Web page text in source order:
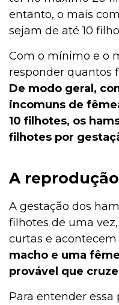
entanto, o mais
sejam de até 10
Com o mínimo e o
responder quantos
De modo geral,
incomuns de
10 filhotes, os
filhotes por
A
A gestação dos
filhotes de uma
curtas e acontecem
macho e uma
provável que
Para entender essa